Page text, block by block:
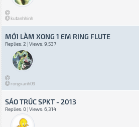
kutanhhinh
MỚI LÀM XONG 1 EM RING FLUTE
Replies: 2 | Views: 9,537
rongxanh09
SÁO TRÚC SPKT - 2013
Replies: 0 | Views: 6,314